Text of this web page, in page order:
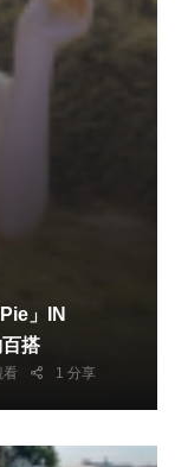
」IN
搭
看 1 分享